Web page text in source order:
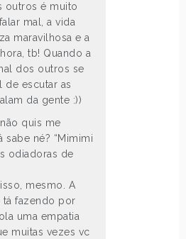
outros é muito
mal, a vida
maravilhosa e a
tb! Quando a
dos outros se
de escutar as
da gente :))
quis me
sabe né? “Mimimi
odiadoras de
mesmo. A
tá fazendo por
uma empatia
muitas vezes vc